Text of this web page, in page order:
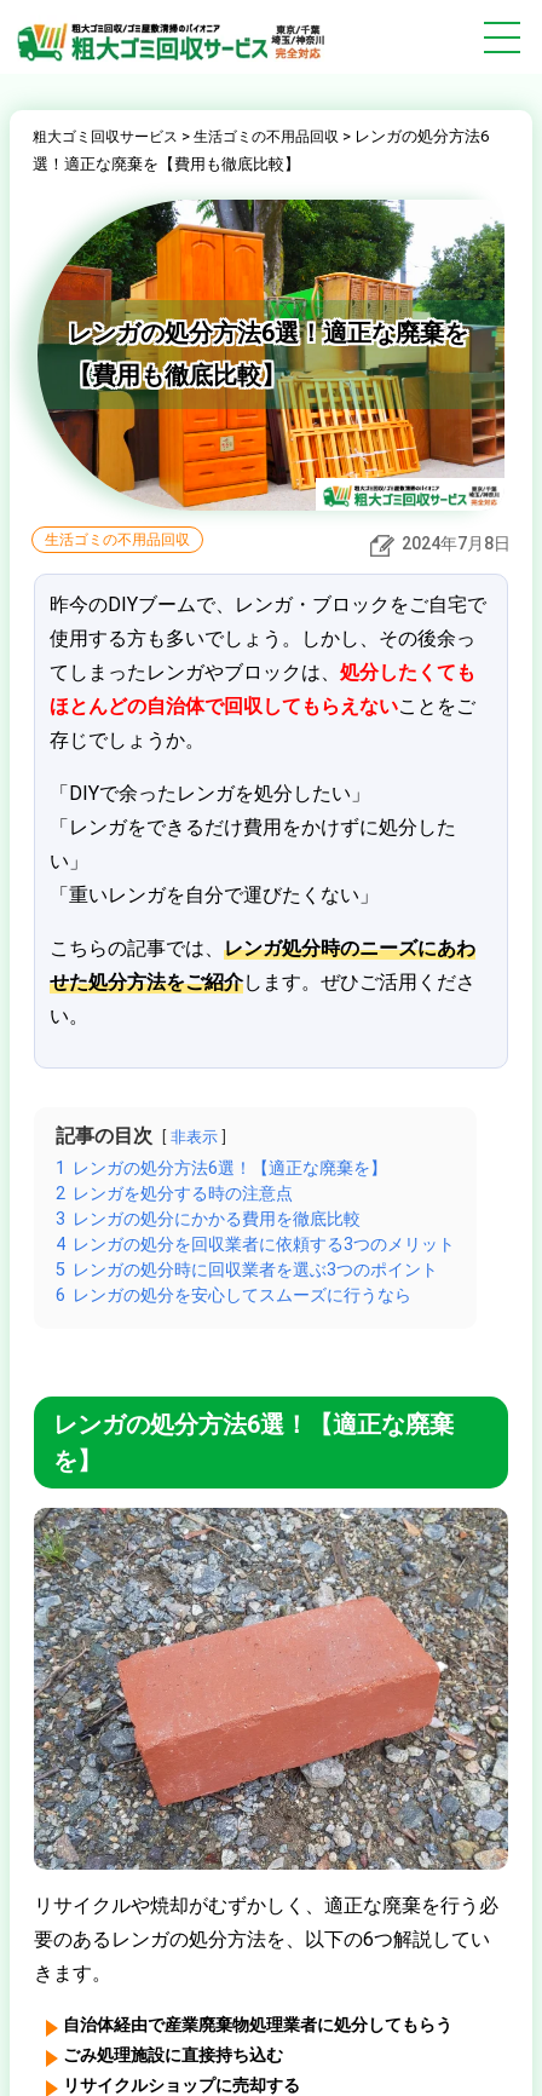
粗大ゴミ回収サービス > 生活ゴミの不用品回収 > レンガの処分方法6
選！適正な廃棄を【費用も徹底比較】
レンガの処分方法6選！適正な廃棄を
【費用も徹底比較】
生活ゴミの不用品回収 2024年7月8日
昨今のDIYブームで、レンガ・ブロックをご自宅で
使用する方も多いでしょう。しかし、その後余っ
てしまったレンガやブロックは、 処分したくても
ほとんどの自治体で回収してもらえないことをご
存じでしょうか。
「DIYで余ったレンガを処分したい」
「レンガをできるだけ費用をかけずに処分した
い」
「重いレンガを自分で運びたくない」
こちらの記事では、 レンガ処分時のニーズにあわ
せた処分方法をご紹介します。ぜひご活用くださ
い。
記事の目次 非表示
1
レンガの処分方法6選！【適正な廃棄を】
2 レンガを処分する時の注意点
3 レンガの処分にかかる費用を徹底比較
4 レンガの処分を回収業者に依頼する3つのメリット
5 レンガの処分時に回収業者を選ぶ3つのポイント
6 レンガの処分を安心してスムーズに行うなら
レンガの処分方法6選！【適正な廃棄
を】
リサイクルや焼却がむずかしく、適正な廃棄を行う必
要のあるレンガの処分方法を、以下の6つ解説してい
きます。
自治体経由で産業廃棄物処理業者に処分してもらう
ごみ処理施設に直接持ち込む
リサイクルショップに売却する